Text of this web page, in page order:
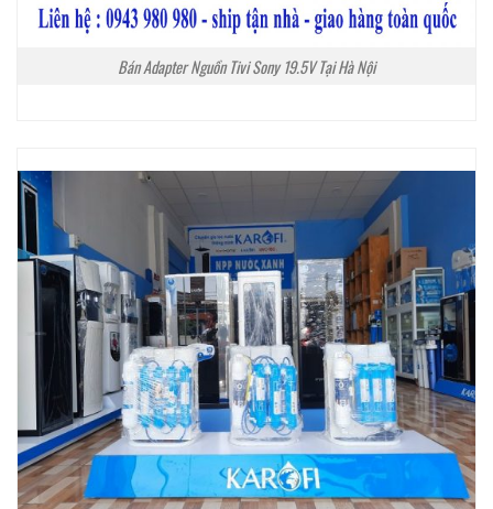
Bán Adapter Nguồn Tivi Sony 19.5V Tại Hà Nội